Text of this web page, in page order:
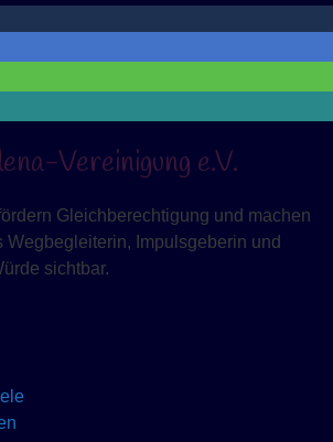
Vereinigung e.V.
Gleichberechtigung und machen
Wegbegleiterin, Impulsgeberin und
sichtbar.